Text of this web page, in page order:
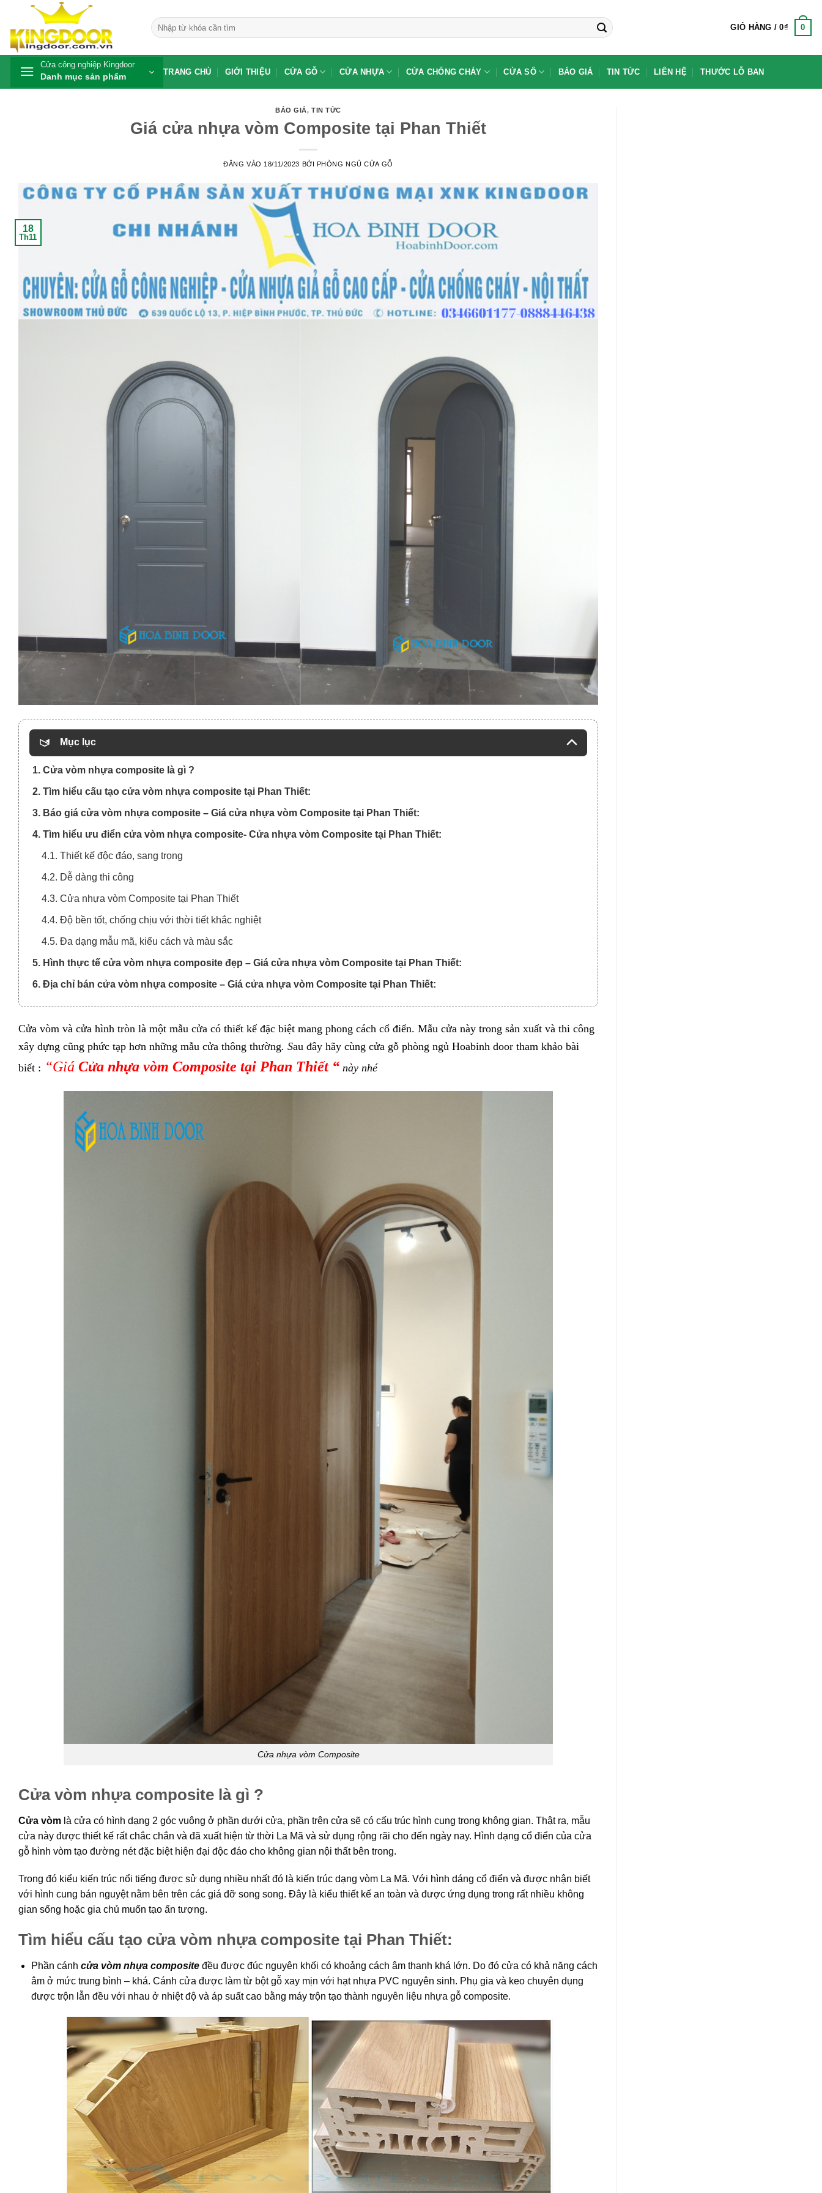
nội
dung
Tìm
kiếm:
GIỎ HÀNG /0₫ 0
Cửa công nghiệp Kingdoor
Danh mục sản phẩm TRANG CHỦ GIỚI THIỆU CỬA GỖ CỬA NHỰA CỬA CHỐNG CHÁY CỬA SỔ BÁO GIÁ TIN TỨC LIÊN HỆ THƯỚC LỖ BAN
BÁO GIÁ,TIN TỨC
Giá cửa nhựa vòm Composite tại Phan Thiết
ĐĂNG VÀO 18/11/2023 BỞI PHÒNG NGỦ CỬA GỖ
18
Th11
Mục lục
1. Cửa vòm nhựa composite là gì ?
2. Tìm hiểu cấu tạo cửa vòm nhựa composite tại Phan Thiết:
3. Báo giá cửa vòm nhựa composite – Giá cửa nhựa vòm Composite tại Phan Thiết:
4. Tìm hiểu ưu điển cửa vòm nhựa composite- Cửa nhựa vòm Composite tại Phan Thiết:
4.1. Thiết kế độc đáo, sang trọng
4.2. Dễ dàng thi công
4.3. Cửa nhựa vòm Composite tại Phan Thiết
4.4. Độ bền tốt, chống chịu với thời tiết khắc nghiệt
4.5. Đa dạng mẫu mã, kiểu cách và màu sắc
5. Hình thực tế cửa vòm nhựa composite đẹp – Giá cửa nhựa vòm Composite tại Phan Thiết:
6. Địa chỉ bán cửa vòm nhựa composite – Giá cửa nhựa vòm Composite tại Phan Thiết:
Cửa vòm và cửa hình tròn là một mẫu cửa có thiết kế đặc biệt mang phong cách cổ điển. Mẫu cửa này trong sản xuất và thi công
xây dựng cũng phức tạp hơn những mẫu cửa thông thường. Sau đây hãy cùng cửa gỗ phòng ngủ Hoabinh door tham khảo bài
biết : “Giá Cửa nhựa vòm Composite tại Phan Thiết “ này nhé
Cửa nhựa vòm Composite
Cửa vòm nhựa composite là gì ?
Cửa vòm là cửa có hình dạng 2 góc vuông ở phần dưới cửa, phần trên cửa sẽ có cấu trúc hình cung trong không gian. Thật ra, mẫu
cửa này được thiết kế rất chắc chắn và đã xuất hiện từ thời La Mã và sử dụng rộng rãi cho đến ngày nay. Hình dạng cổ điển của cửa
gỗ hình vòm tạo đường nét đặc biệt hiện đại độc đáo cho không gian nội thất bên trong.
Trong đó kiểu kiến trúc nổi tiếng được sử dụng nhiều nhất đó là kiến trúc dạng vòm La Mã. Với hình dáng cổ điển và được nhận biết
với hình cung bán nguyệt nằm bên trên các giá đỡ song song. Đây là kiểu thiết kế an toàn và được ứng dụng trong rất nhiều không
gian sống hoặc gia chủ muốn tạo ấn tượng.
Tìm hiểu cấu tạo cửa vòm nhựa composite tại Phan Thiết:
Phần cánh cửa vòm nhựa compositeđều được đúc nguyên khối có khoảng cách âm thanh khá lớn. Do đó cửa có khả năng cách
âm ở mức trung bình – khá. Cánh cửa được làm từ bột gỗ xay mịn với hạt nhựa PVC nguyên sinh. Phụ gia và keo chuyên dụng
được trộn lẫn đều với nhau ở nhiệt độ và áp suất cao bằng máy trộn tạo thành nguyên liệu nhựa gỗ composite.